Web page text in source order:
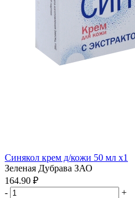
Синякол крем д/кожи 50 мл x1
Зеленая Дубрава ЗАО
164.90 ₽
-
+